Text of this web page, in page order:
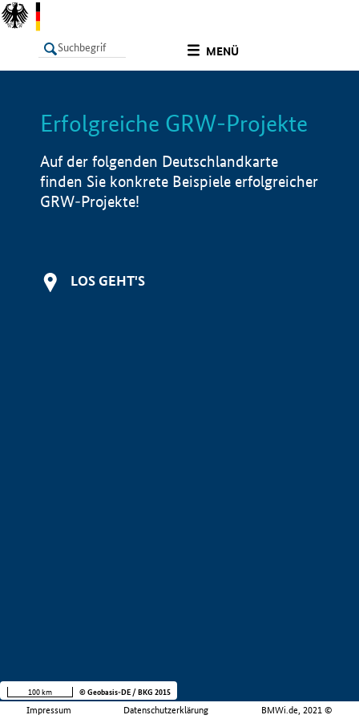
MENÜ
LISTE Info
Erfolgreiche GRW-Projekte
Auf der folgenden Deutschlandkarte
finden Sie konkrete Beispiele erfolgreicher
GRW-Projekte!
LOS GEHT'S
Impressum Datenschutzerklärung BMWi.de, 2021 ©
100 km © Geobasis-DE / BKG 2015